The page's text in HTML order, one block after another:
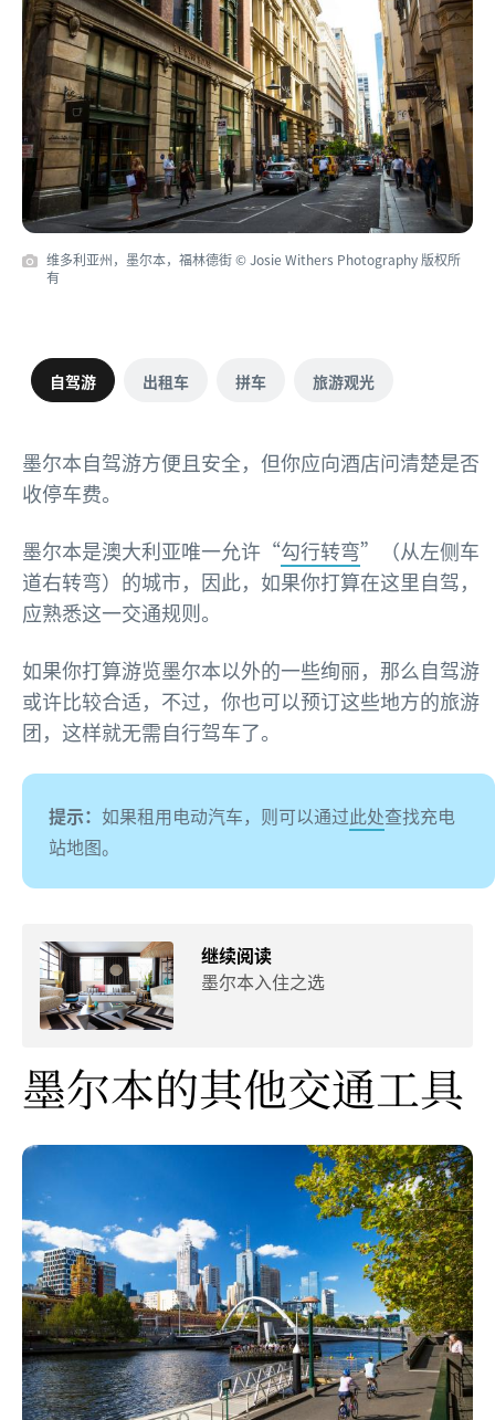
维多利亚州，墨尔本，福林德街 © Josie Withers Photography 版权所
有
自驾游 出租车 拼车 旅游观光
墨尔本自驾游方便且安全，但你应向酒店问清楚是否
收停车费。
墨尔本是澳大利亚唯一允许“勾行转弯”（从左侧车
道右转弯）的城市，因此，如果你打算在这里自驾，
应熟悉这一交通规则。
如果你打算游览墨尔本以外的一些绚丽，那么自驾游
或许比较合适，不过，你也可以预订这些地方的旅游
团，这样就无需自行驾车了。
提示： 如果租用电动汽车，则可以通过此处查找充电
站地图。
继续阅读
墨尔本入住之选
墨尔本的其他交通工具